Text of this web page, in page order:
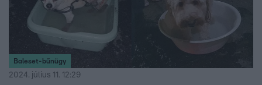
Baleset-bűnügy
2024. július 11. 12:29